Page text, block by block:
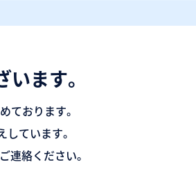
ます。
ております。
ています。
連絡ください。